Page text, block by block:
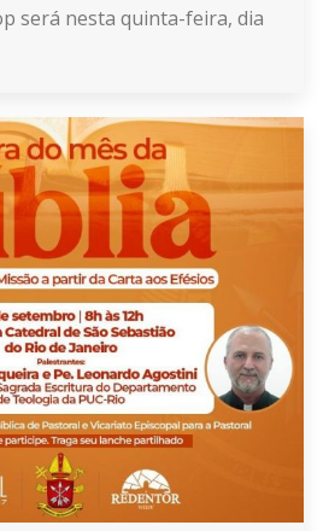
será nesta quinta-feira, dia